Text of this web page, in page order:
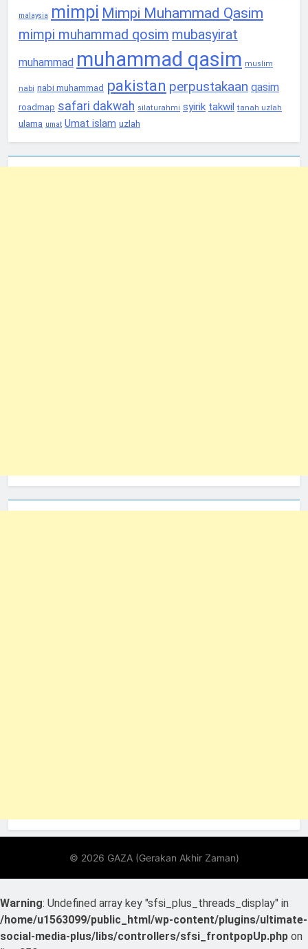
malaysia mimpi Mimpi Muhammad Qasim
mimpi muhammad qosim mubasyirat
muhammad muhammad qasim muslim
nabi nabi muhammad pakistan perpustakaan qasim
roadmap safari dakwah silaturahmi syirik takwil tanah uzlah
ulama umat Umat islam uzlah
Warning: Undefined array key "sfsi_plus_threads_display" in
/home/u1563099/public_html/wp-content/plugins/ultimate-
social-media-plus/libs/controllers/sfsi_frontpopUp.php on